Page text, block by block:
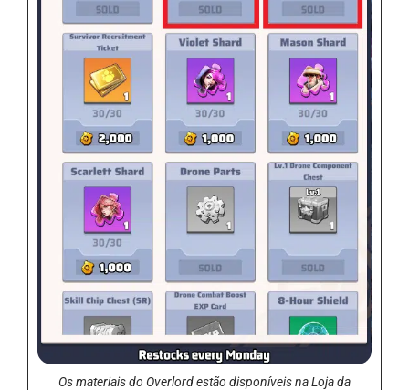
Os materiais do Overlord estão disponíveis na Loja da